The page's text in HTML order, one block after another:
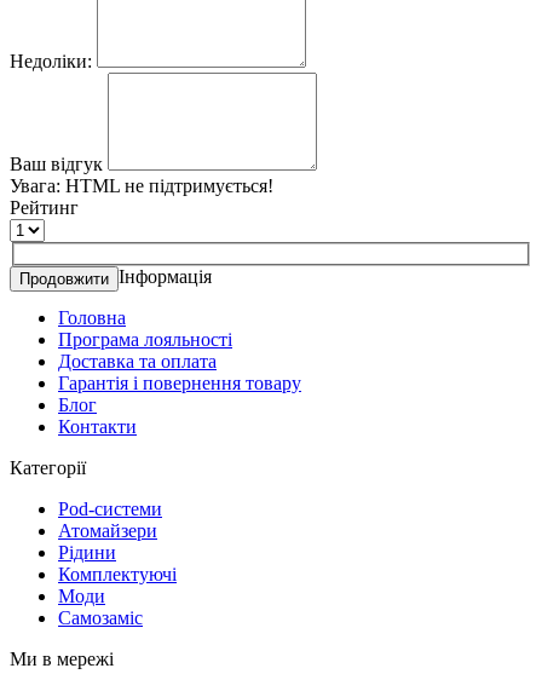
Недоліки:
Ваш відгук
Увага: HTML не підтримується!
Рейтинг
Продовжити Інформація
Головна
Програма лояльності
Доставка та оплата
Гарантія і повернення товару
Блог
Контакти
Категорії
Pod-системи
Атомайзери
Рідини
Комплектуючі
Моди
Самозаміс
Ми в мережі